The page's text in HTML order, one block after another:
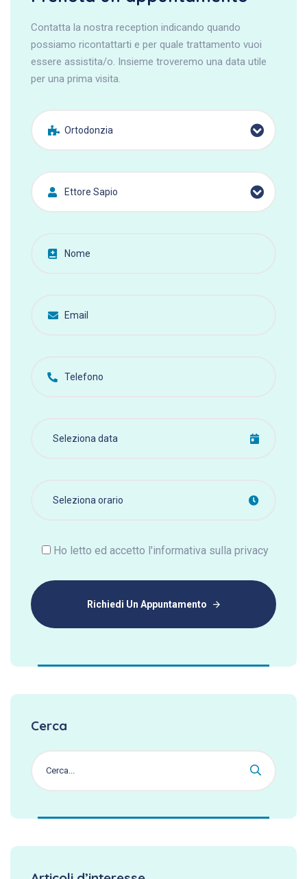
Contatta la nostra reception indicando quando
possiamo ricontattarti e per quale trattamento vuoi
essere assistita/o. Insieme troveremo una data utile
per una prima visita.
Ortodonzia
Ettore Sapio
Ho letto ed accetto l'informativa sulla privacy
Richiedi Un Appuntamento
Cerca